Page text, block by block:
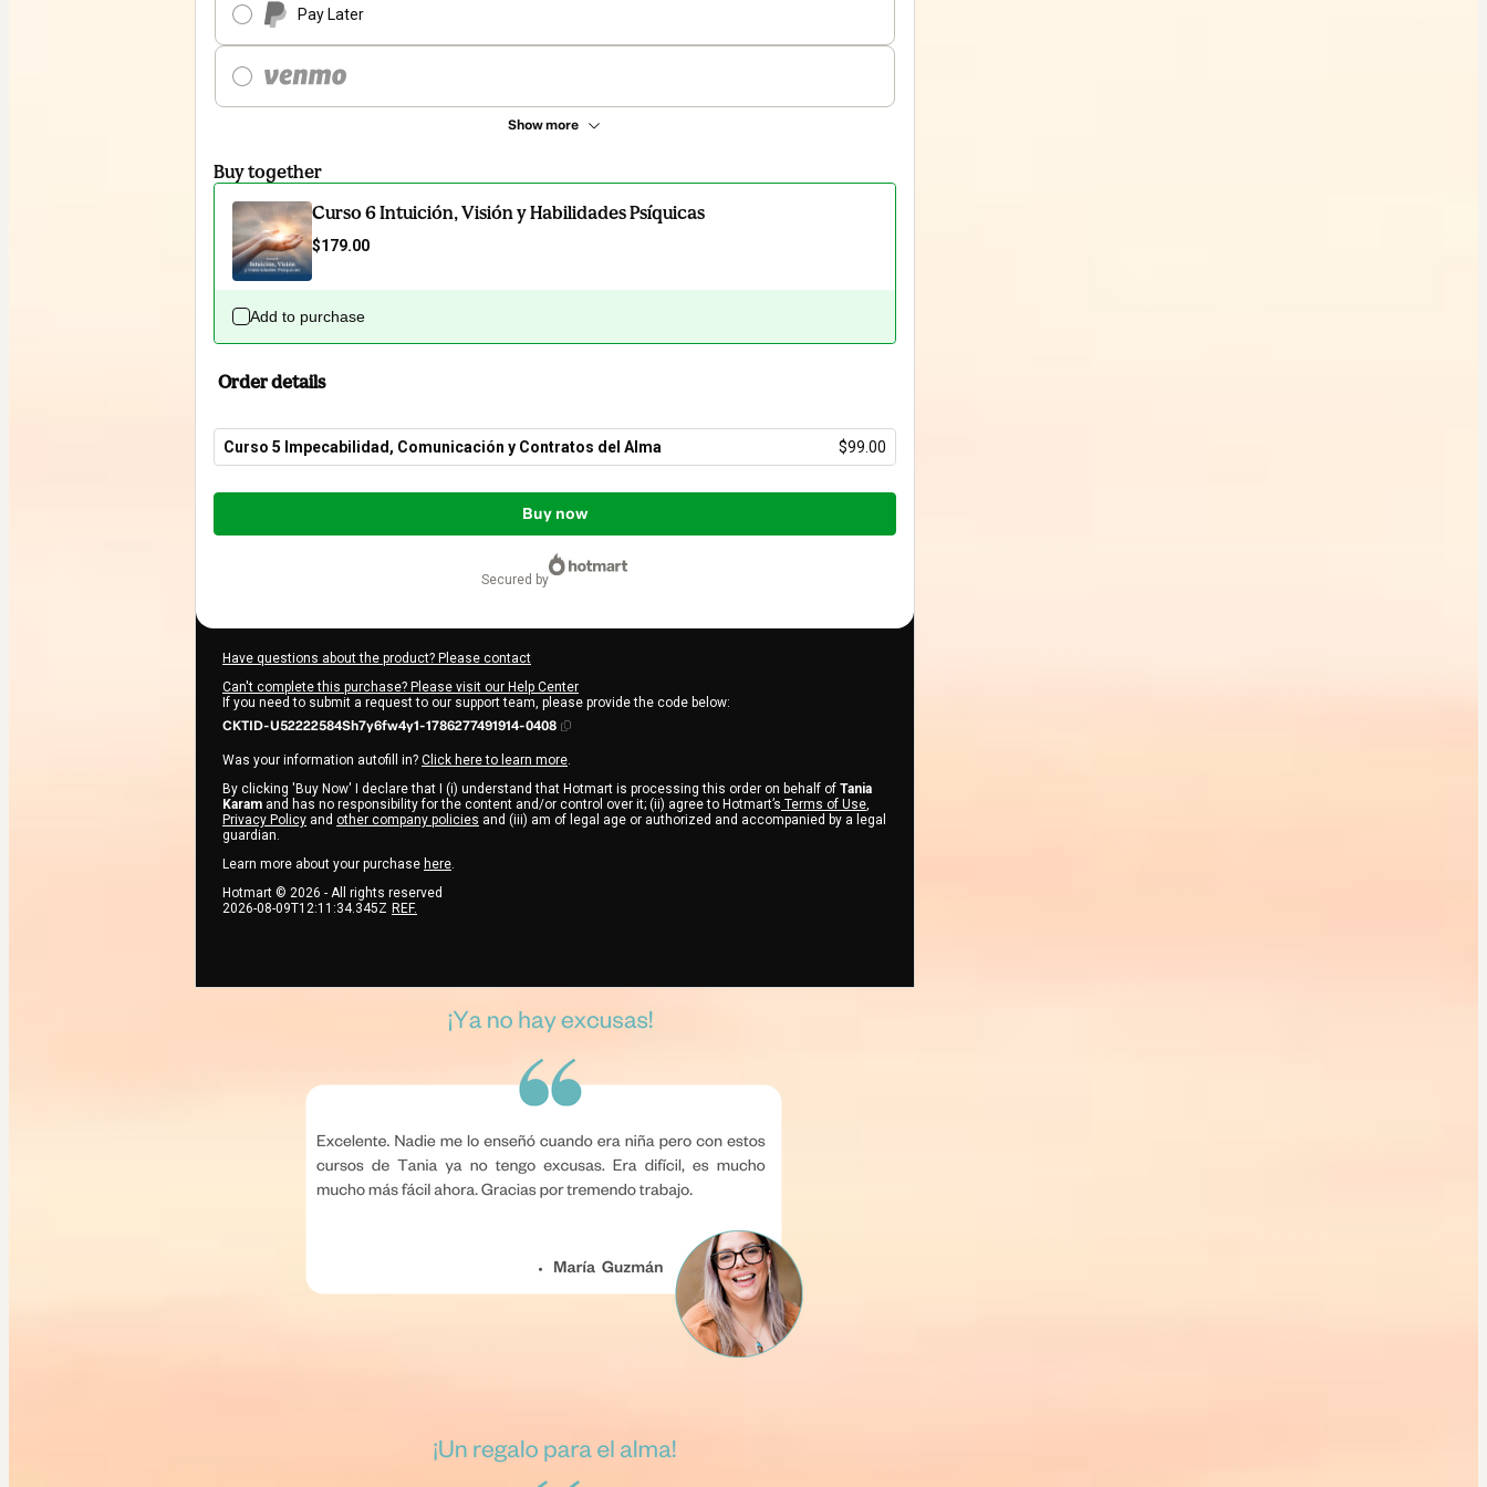
Pay Later
Show more
Buy together
Curso 6 Intuición, Visión y Habilidades Psíquicas
$179.00
Add to purchase
Order details
Curso 5 Impecabilidad, Comunicación y Contratos del Alma $99.00
Total
$99.00
Buy now
secured by
Have questions about the product? Please contact
Can't complete this purchase? Please visit our Help Center
If you need to submit a request to our support team, please provide the code below:
CKTID-U52222584Sh7y6fw4y1-1786277491914-0408
Was your information autofill in? Click here to learn more.
By clicking 'Buy Now' I declare that I (i) understand that Hotmart is processing this order on behalf of Tania
Karam and has no responsibility for the content and/or control over it; (ii) agree to Hotmart’s Terms of Use,
Privacy Policy and other company policies and (iii) am of legal age or authorized and accompanied by a legal
guardian.
Learn more about your purchase here.
Hotmart © 2026 - All rights reserved
2026-08-09T12:11:34.345Z REF.